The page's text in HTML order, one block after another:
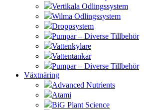
Vertikala Odlingssystem
Wilma Odlingssystem
Droppsystem
Pumpar – Diverse Tillbehör
Vattenkylare
Vattentankar
Pumpar – Diverse Tillbehör
Växtnäring
Advanced Nutrients
Atami
BiG Plant Science